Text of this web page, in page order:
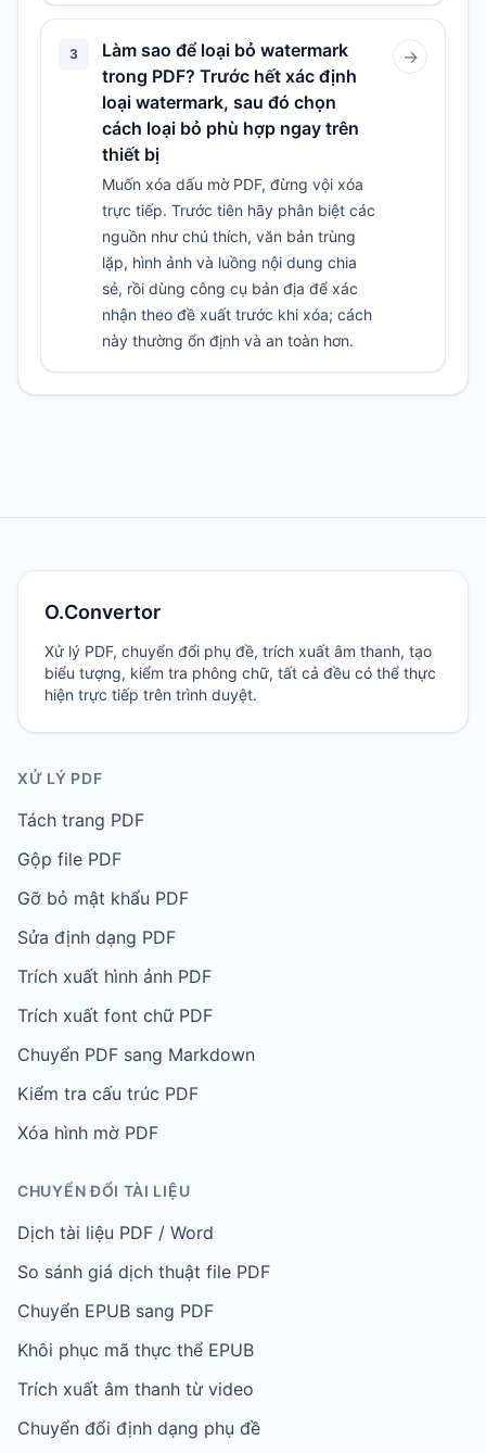
3
Làm sao để loại bỏ watermark
trong PDF? Trước hết xác định
loại watermark, sau đó chọn
cách loại bỏ phù hợp ngay trên
thiết bị
Muốn xóa dấu mờ PDF, đừng vội xóa
trực tiếp. Trước tiên hãy phân biệt các
nguồn như chú thích, văn bản trùng
lặp, hình ảnh và luồng nội dung chia
sẻ, rồi dùng công cụ bản địa để xác
nhận theo đề xuất trước khi xóa; cách
này thường ổn định và an toàn hơn.
→
O.Convertor
Xử lý PDF, chuyển đổi phụ đề, trích xuất âm thanh, tạo
biểu tượng, kiểm tra phông chữ, tất cả đều có thể thực
hiện trực tiếp trên trình duyệt.
XỬ LÝ PDF
Tách trang PDF
Gộp file PDF
Gỡ bỏ mật khẩu PDF
Sửa định dạng PDF
Trích xuất hình ảnh PDF
Trích xuất font chữ PDF
Chuyển PDF sang Markdown
Kiểm tra cấu trúc PDF
Xóa hình mờ PDF
CHUYỂN ĐỔI TÀI LIỆU
Dịch tài liệu PDF / Word
So sánh giá dịch thuật file PDF
Chuyển EPUB sang PDF
Khôi phục mã thực thể EPUB
Trích xuất âm thanh từ video
Chuyển đổi định dạng phụ đề